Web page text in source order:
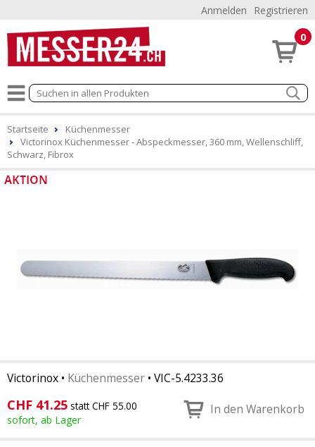
Anmelden Registrieren
0
Startseite
Küchenmesser
Victorinox Küchenmesser - Abspeckmesser, 360 mm, Wellenschliff,
Schwarz, Fibrox
Victorinox • Küchenmesser • VIC-5.4233.36
CHF 41.25 statt CHF 55.00
sofort, ab Lager
In den Warenkorb